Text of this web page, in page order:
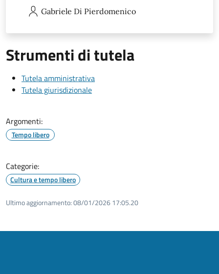
Gabriele Di Pierdomenico
Strumenti di tutela
Tutela amministrativa
Tutela giurisdizionale
Argomenti:
Tempo libero
Categorie:
Cultura e tempo libero
Ultimo aggiornamento:08/01/2026 17:05.20